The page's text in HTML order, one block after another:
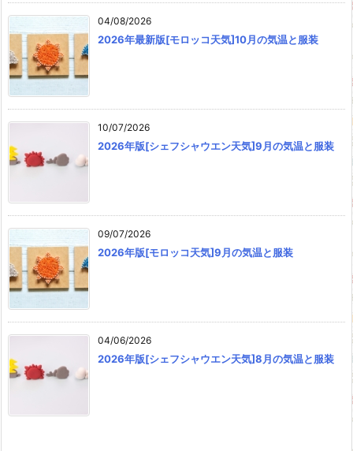
04/08/2026
2026年最新版[モロッコ天気]10月の気温と服装
10/07/2026
2026年版[シェフシャウエン天気]9月の気温と服装
09/07/2026
2026年版[モロッコ天気]9月の気温と服装
04/06/2026
2026年版[シェフシャウエン天気]8月の気温と服装